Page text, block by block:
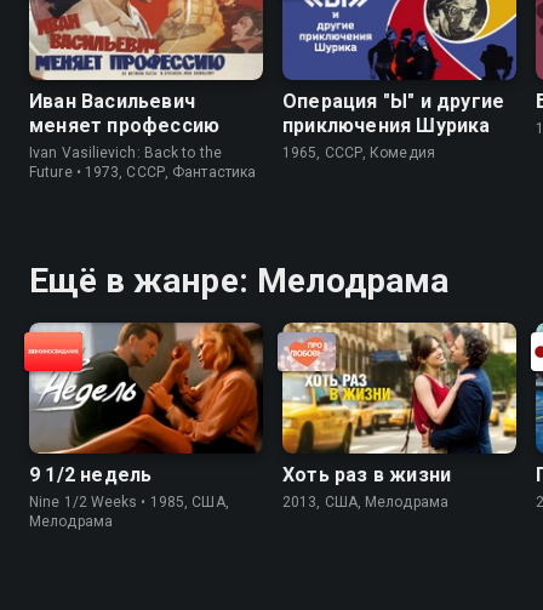
Иван Васильевич
меняет профессию
Ivan Vasilievich: Back to the
Future • 1973, СССР, Фантастика
Операция "Ы" и другие
приключения Шурика
1965, СССР, Комедия
Ещё в жанре: Мелодрама
9 1/2 недель
Nine 1/2 Weeks • 1985, США,
Мелодрама
Хоть раз в жизни
2013, США, Мелодрама